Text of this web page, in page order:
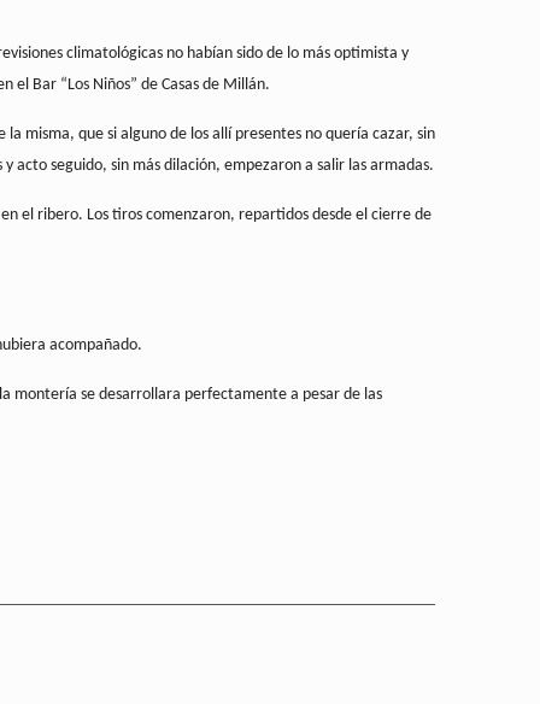
climatológicas no habían sido de lo más optimista y
Bar “Los Niños” de Casas de Millán.
misma, que si alguno de los allí presentes no quería cazar, sin
acto seguido, sin más dilación, empezaron a salir las armadas.
el ribero. Los tiros comenzaron, repartidos desde el cierre de
acompañado.
montería se desarrollara perfectamente a pesar de las